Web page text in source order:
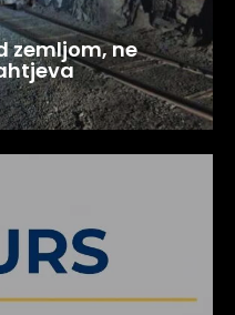
zemljom, ne